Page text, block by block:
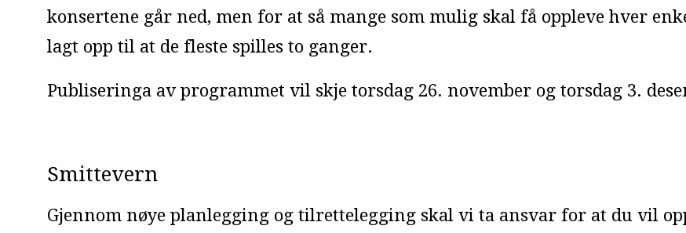
konsertene går ned, men for at så mange som mulig skal få oppleve hver
lagt opp til at de fleste spilles to ganger.
Publiseringa av programmet vil skje torsdag 26. november og torsdag 3.
Smittevern
Gjennom nøye planlegging og tilrettelegging skal vi ta ansvar for at du vil